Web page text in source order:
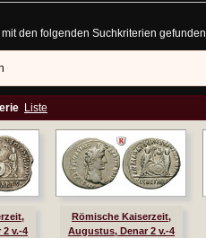
mit den folgenden Suchkriterien gefunden
Liste
v.-4
Römische Kaiserzeit,
Augustus, Denar 2 v.-4